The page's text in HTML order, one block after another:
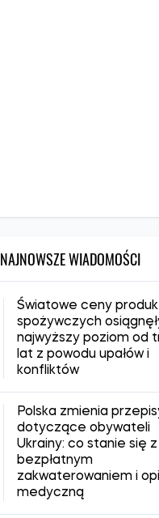
NAJNOWSZE WIADOMOŚCI
Światowe ceny
spożywczych
najwyższy poziom od
lat z powodu upałów i
konfliktów
Polska zmienia
dotyczące obywateli
Ukrainy: co stanie się z
bezpłatnym
zakwaterowaniem i
medyczną